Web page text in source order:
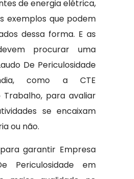
de energia elétrica,
exemplos que podem
dessa forma. E as
procurar uma
De Periculosidade
como a CTE
Trabalho, para avaliar
se encaixam
ou não.
garantir Empresa
Periculosidade em